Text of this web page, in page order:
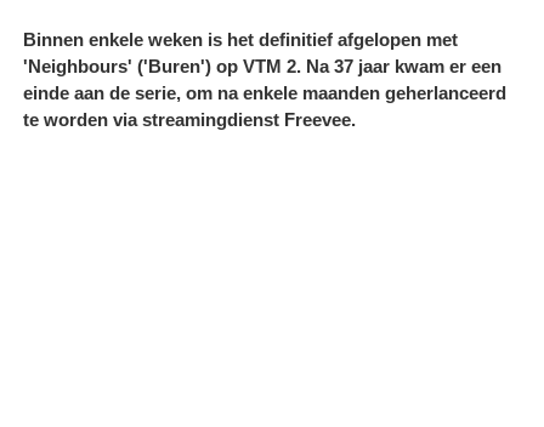
Binnen enkele weken is het definitief afgelopen met
'Neighbours' ('Buren') op VTM 2. Na 37 jaar kwam er een
einde aan de serie, om na enkele maanden geherlanceerd
te worden via streamingdienst Freevee.